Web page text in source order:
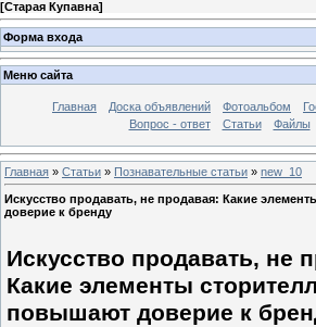
[Старая Купавна]
Форма входа
Меню сайта
Главная Доска объявлений Фотоальбом
Вопрос - ответ
Статьи Файлы
Главная » Статьи » Познавательные статьи » new_10
Искусство продавать, не продавая: Какие
доверие к бренду
Искусство продавать, не
Какие элементы
повышают доверие к